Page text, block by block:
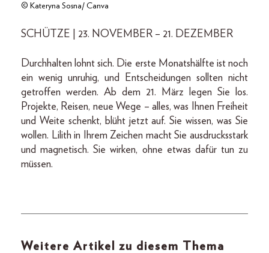
© Kateryna Sosna/ Canva
SCHÜTZE | 23. NOVEMBER – 21. DEZEMBER
Durchhalten lohnt sich. Die erste Monatshälfte ist noch
ein wenig unruhig, und Entscheidungen sollten nicht
getroffen werden. Ab dem 21. März legen Sie los.
Projekte, Reisen, neue Wege – alles, was Ihnen Freiheit
und Weite schenkt, blüht jetzt auf. Sie wissen, was Sie
wollen. Lilith in Ihrem Zeichen macht Sie ausdrucksstark
und magnetisch. Sie wirken, ohne etwas dafür tun zu
müssen.
Weitere Artikel zu diesem Thema